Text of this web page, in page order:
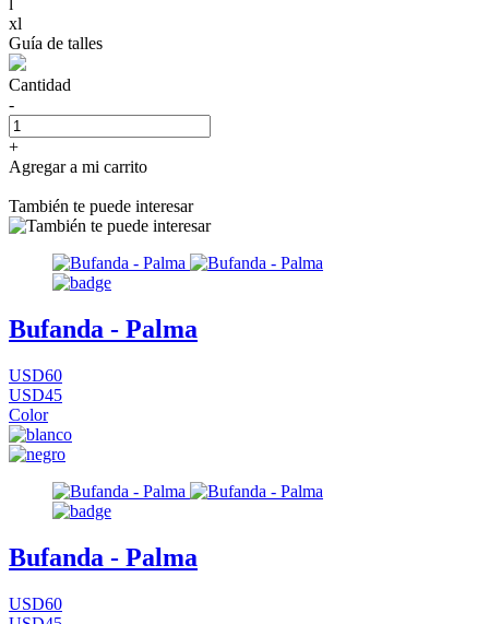
xl
Guía de talles
Cantidad
-
+
Agregar a mi carrito
También te puede interesar
Bufanda - Palma
USD60
USD45
Color
Bufanda - Palma
USD60